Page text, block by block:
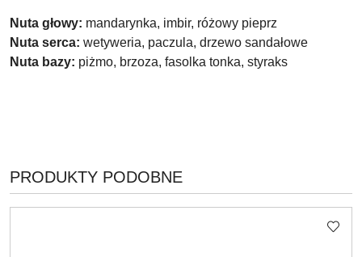
Nuta głowy: mandarynka, imbir, różowy pieprz
Nuta serca: wetyweria, paczula, drzewo sandałowe
Nuta bazy: piżmo, brzoza, fasolka tonka, styraks
Pomiń karuzelę produktów
PRODUKTY
O
PRODUKTY PODOBNE